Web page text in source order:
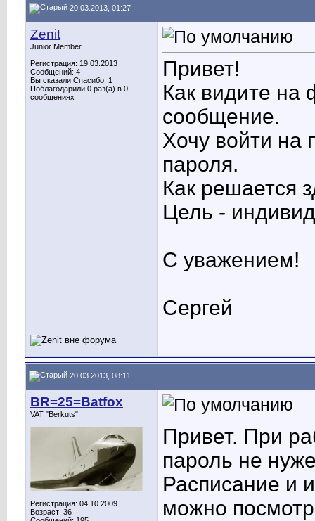
20.03.2013, 01:27
Zenit
Junior Member
Регистрация: 19.03.2013
Сообщений: 4
Вы сказали Спасибо: 1
Поблагодарили 0 раз(а) в 0
сообщениях
Привет!
Как видите на
сообщение.
Хочу войти на
пароля.
Как решается
Цель -
С уважением!
Сергей
20.03.2013, 08:11
BR=25=Batfox
VAT "Berkuts"
Регистрация: 04.10.2009
Возраст: 36
Привет. При
пароль не
Расписание и
можно